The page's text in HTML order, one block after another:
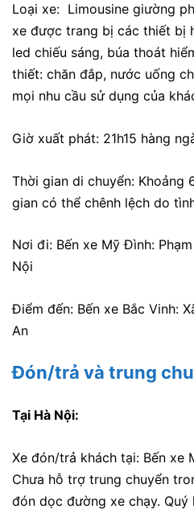
Loại xe: Limousine giường
xe được trang bị các thiết bị
led chiếu sáng, búa thoát
thiết: chăn đắp, nước uống
mọi nhu cầu sử dụng của
Giờ xuất phát: 21h15 hàng
Thời gian di chuyển: Khoảng
gian có thể chênh lệch do
Nơi đi: Bến xe Mỹ Đình:
Nội
Điểm đến: Bến xe Bắc Vinh:
An
Đón/trả và trung
Tại Hà Nội:
Xe đón/trả khách tại: Bến xe
Chưa hỗ trợ trung chuyển
đón dọc đường xe chạy. Quý